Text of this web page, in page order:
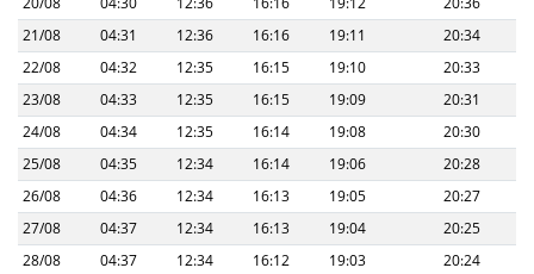
21/08
04:31 12:36 16:16 19:11
20:34
22/08
04:32 12:35 16:15 19:10
20:33
23/08
04:33 12:35 16:15 19:09
20:31
24/08
04:34 12:35 16:14 19:08
20:30
25/08
04:35 12:34 16:14 19:06
20:28
26/08
04:36 12:34 16:13 19:05
20:27
27/08
04:37 12:34 16:13 19:04
20:25
28/08
04:37 12:34 16:12 19:03
20:24